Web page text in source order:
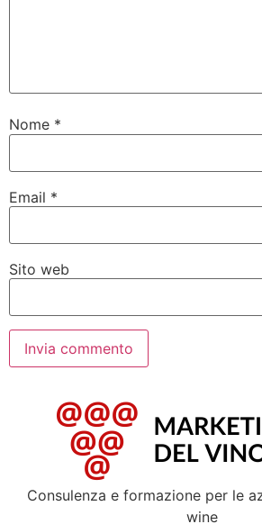
Nome *
Email *
Sito web
Consulenza e formazione per le
wine